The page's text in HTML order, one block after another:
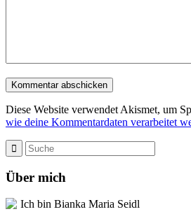
Diese Website verwendet Akismet, um
wie deine Kommentardaten verarbeitet
Über mich
Ich bin Bianka Maria Seidl